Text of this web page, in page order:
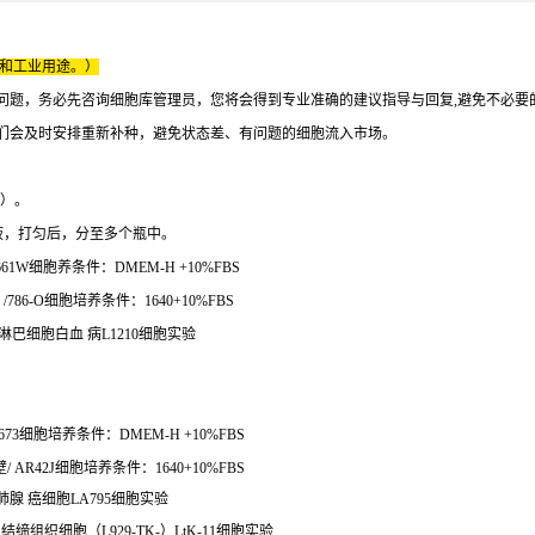
工业用途。）
，务必先咨询细胞库管理员，您将会得到专业准确的建议指导与回复,避免不必要
及时安排重新补种，避免状态差、有问题的细胞流入市场。
。
打匀后，分至多个瓶中。
细胞养条件：DMEM-H +10%FBS
O细胞培养条件：1640+10%FBS
巴细胞白血 病L1210细胞实验
细胞培养条件：DMEM-H +10%FBS
AR42J细胞培养条件：1640+10%FBS
腺 癌细胞LA795细胞实验
缔组织细胞（L929-TK-）LtK-11细胞实验